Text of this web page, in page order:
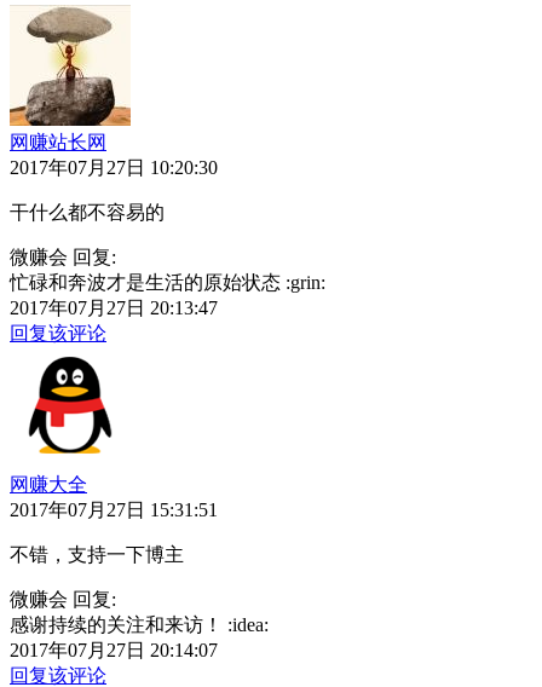
网赚站长网
2017年07月27日 10:20:30
干什么都不容易的
微赚会 回复:
忙碌和奔波才是生活的原始状态 :grin:
2017年07月27日 20:13:47
回复该评论
网赚大全
2017年07月27日 15:31:51
不错，支持一下博主
微赚会 回复:
感谢持续的关注和来访！ :idea:
2017年07月27日 20:14:07
回复该评论